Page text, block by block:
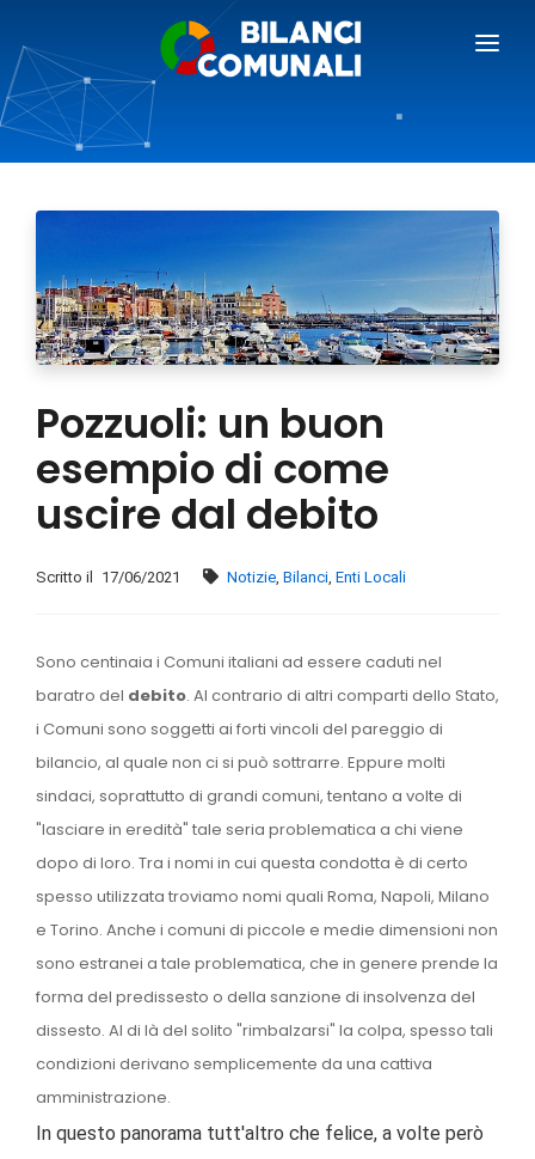
BILANCI COMUNALI
BLOG
PREZZI
AREA GIORNALISTI
Pozzuoli: un buon
esempio di come
uscire dal debito
Scritto il 17/06/2021 Notizie, Bilanci, Enti Locali
Sono centinaia i Comuni italiani ad essere caduti nel
baratro del debito. Al contrario di altri comparti dello Stato,
i Comuni sono soggetti ai forti vincoli del pareggio di
bilancio, al quale non ci si può sottrarre. Eppure molti
sindaci, soprattutto di grandi comuni, tentano a volte di
"lasciare in eredità" tale seria problematica a chi viene
dopo di loro. Tra i nomi in cui questa condotta è di certo
spesso utilizzata troviamo nomi quali Roma, Napoli, Milano
e Torino. Anche i comuni di piccole e medie dimensioni non
sono estranei a tale problematica, che in genere prende la
forma del predissesto o della sanzione di insolvenza del
dissesto. Al di là del solito "rimbalzarsi" la colpa, spesso tali
condizioni derivano semplicemente da una cattiva
amministrazione.
In questo panorama tutt'altro che felice, a volte però